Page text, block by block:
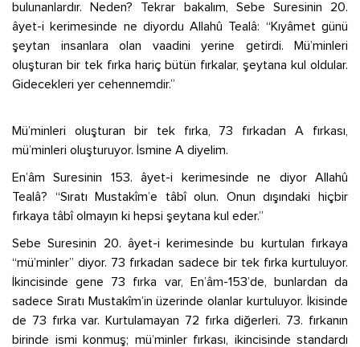
bulunanlardır. Neden? Tekrar bakalım, Sebe Suresinin 20.
âyet-i kerimesinde ne diyordu Allahû Tealâ: “Kıyâmet günü
şeytan insanlara olan vaadini yerine getirdi. Mü’minleri
oluşturan bir tek fırka hariç bütün fırkalar, şeytana kul oldular.
Gidecekleri yer cehennemdir.”
Mü’minleri oluşturan bir tek fırka, 73 fırkadan A fırkası,
mü’minleri oluşturuyor. İsmine A diyelim.
En’âm Suresinin 153. âyet-i kerimesinde ne diyor Allahû
Tealâ? “Sıratı Mustakîm’e tâbî olun. Onun dışındaki hiçbir
fırkaya tâbî olmayın ki hepsi şeytana kul eder.”
Sebe Suresinin 20. âyet-i kerimesinde bu kurtulan fırkaya
“mü’minler” diyor. 73 fırkadan sadece bir tek fırka kurtuluyor.
İkincisinde gene 73 fırka var, En’âm-153’de, bunlardan da
sadece Sıratı Mustakîm’in üzerinde olanlar kurtuluyor. İkisinde
de 73 fırka var. Kurtulamayan 72 fırka diğerleri. 73. fırkanın
birinde ismi konmuş; mü’minler fırkası, ikincisinde standardı